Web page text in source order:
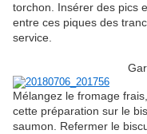
torchon. Insérer des pics
entre ces piques des
service.
Mélangez le fromage
cette préparation sur le
saumon. Refermer le